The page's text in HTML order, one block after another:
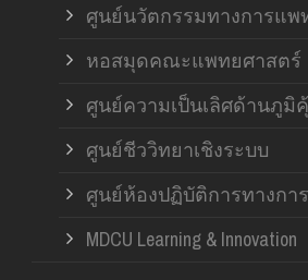
ศูนย์นวัตกรรมทางการแพท
หอสมุดคณะแพทยศาสตร์
ศูนย์ความเป็นเลิศด้านภูมิ
ศูนย์ชีววิทยาเชิงระบบ
ศูนย์ห้องปฏิบัติการทางกา
MDCU Learning & Innovation